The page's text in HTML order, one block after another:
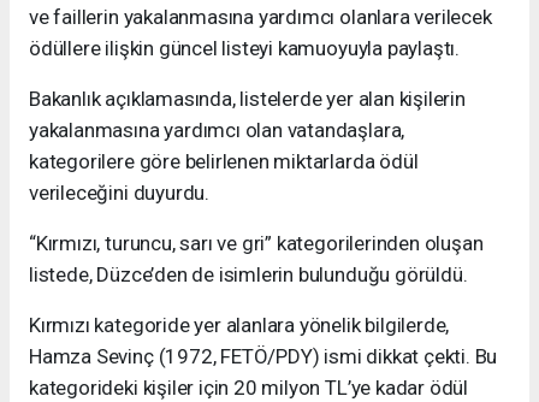
ve faillerin yakalanmasına yardımcı olanlara verilecek
ödüllere ilişkin güncel listeyi kamuoyuyla paylaştı.
Bakanlık açıklamasında, listelerde yer alan kişilerin
yakalanmasına yardımcı olan vatandaşlara,
kategorilere göre belirlenen miktarlarda ödül
verileceğini duyurdu.
“Kırmızı, turuncu, sarı ve gri” kategorilerinden oluşan
listede, Düzce’den de isimlerin bulunduğu görüldü.
Kırmızı kategoride yer alanlara yönelik bilgilerde,
Hamza Sevinç (1972, FETÖ/PDY) ismi dikkat çekti. Bu
kategorideki kişiler için 20 milyon TL’ye kadar ödül